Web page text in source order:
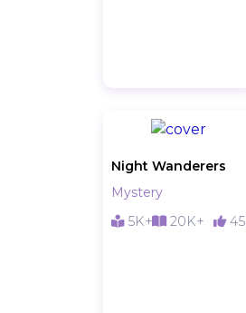
Night Wanderers
Mystery
5K+
20K+ 45